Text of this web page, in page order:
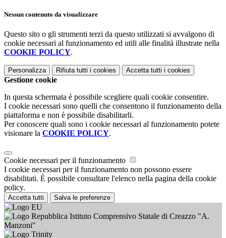
Nessun contenuto da visualizzare
Questo sito o gli strumenti terzi da questo utilizzati si avvalgono di
cookie necessari al funzionamento ed utili alle finalità illustrate nella
COOKIE POLICY.
Personalizza Rifiuta tutti i cookies Accetta tutti i cookies
Gestione cookie
In questa schermata è possibile scegliere quali cookie consentire.
I cookie necessari sono quelli che consentono il funzionamento della
piattaforma e non è possibile disabilitarli.
Per conoscere quali sono i cookie necessari al funzionamento potete
visionare la COOKIE POLICY.
Cookie necessari per il funzionamento
I cookie necessari per il funzionamento non possono essere
disabilitati. È possibile consultare l'elenco nella pagina della cookie
policy.
Accetta tutti Salva le preferenze
Istituto Comprensivo Statale di Creazzo "A.
Manzoni"